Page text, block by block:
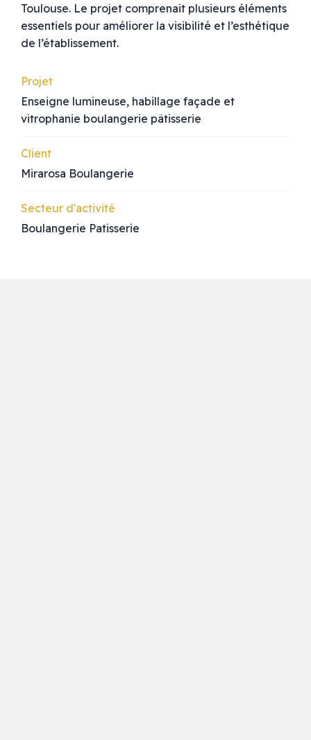
Toulouse. Le projet comprenait plusieurs éléments
essentiels pour améliorer la visibilité et l’esthétique
de l’établissement.
Projet
Enseigne lumineuse, habillage façade et
vitrophanie boulangerie pâtisserie
Client
Mirarosa Boulangerie
Secteur d'activité
Boulangerie Patisserie